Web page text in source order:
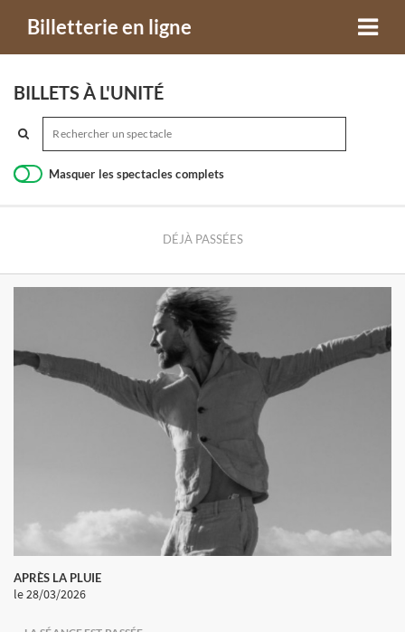
Billetterie en ligne
BILLETS À L'UNITÉ
Masquer les spectacles complets
DÉJÀ PASSÉES
APRÈS LA PLUIE
le 28/03/2026